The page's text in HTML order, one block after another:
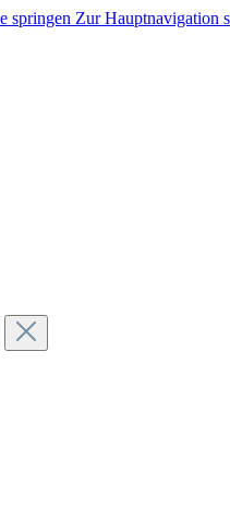
springen Zur Hauptnavigation